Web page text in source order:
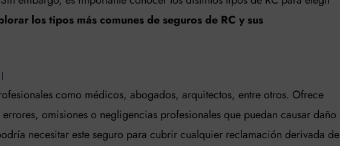
los tipos más comunes de seguros de RC y sus
como médicos, abogados, arquitectos, entre otros. Ofrece
omisiones o negligencias profesionales que puedan causar daño
necesitar este seguro para cubrir cualquier reclamación derivada de